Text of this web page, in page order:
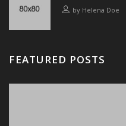
by Helena Doe
FEATURED POSTS